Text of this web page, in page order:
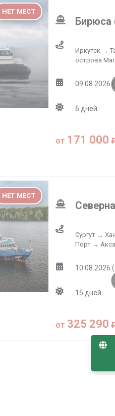
НЕТ МЕСТ
Иркутск →
острова
09.08.2026
6 дней
от 171 000
НЕТ МЕСТ
Сургут →
Порт →
10.08.2026
15 дней
от 325 290